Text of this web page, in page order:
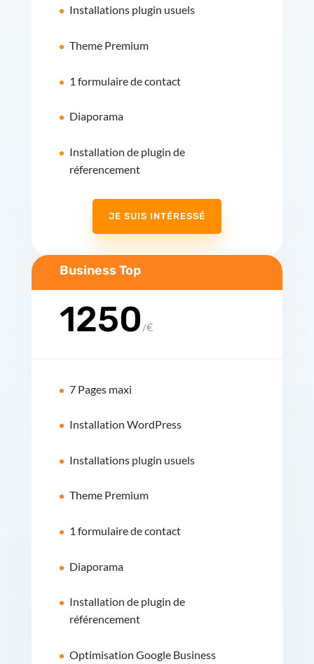
Installations plugin usuels
Theme Premium
1 formulaire de contact
Diaporama
Installation de plugin de
réferencement
JE SUIS INTÉRESSÉ
Business Top
1250 /€
7 Pages maxi
Installation WordPress
Installations plugin usuels
Theme Premium
1 formulaire de contact
Diaporama
Installation de plugin de
référencement
Optimisation Google Business